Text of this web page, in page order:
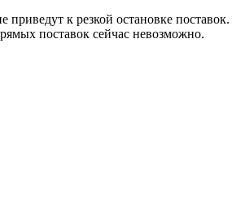
приведут к резкой остановке
поставок сейчас невозможно.